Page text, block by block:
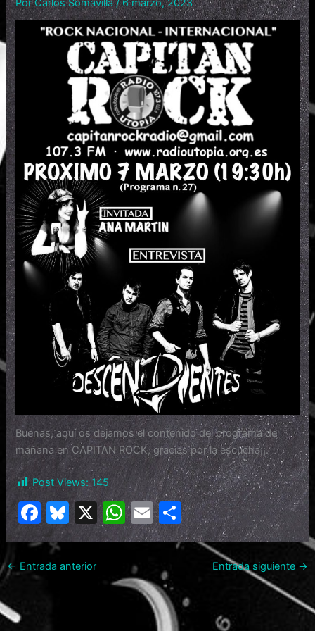
PorCarlos Somavilla/6 marzo, 2023
Buenas, aquí os dejamos el contenido del programa de
mañana en CAPITÁN ROCK, gracias por la escucha¡¡.
Post Views: 145
F
a
c
e
Bl
u
e
s
X W
h
s
A
E
m
l
C
o
m
ar
tir
← Entrada anterior Entrada siguiente →